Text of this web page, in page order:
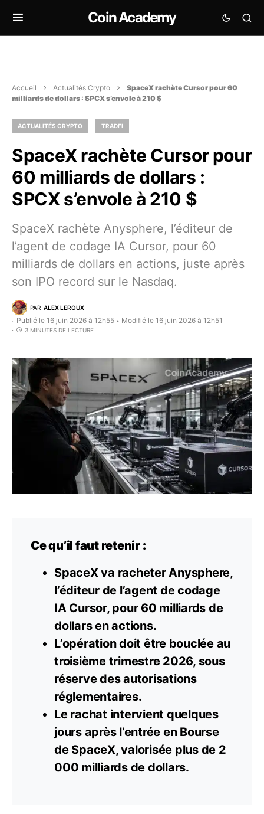
Coin Academy
Accueil Actualités Crypto
SpaceX rachète Cursor pour 60
milliards de dollars : SPCX s’envole à 210 $
ACTUALITÉS CRYPTO TRADFI
SpaceX rachète Cursor pour
60 milliards de dollars :
SPCX s’envole à 210 $
SpaceX rachète Anysphere, l’éditeur de
l’agent de codage IA Cursor, pour 60
milliards de dollars en actions, juste après
son IPO record sur le Nasdaq.
PAR ALEX LEROUX
Publié le 16 juin 2026 à 12h55 • Modifié le 16 juin 2026 à 12h51
3 MINUTES DE LECTURE
Ce qu’il faut retenir :
SpaceX va racheter Anysphere,
l’éditeur de l’agent de codage
IA Cursor, pour 60 milliards de
dollars en actions.
L’opération doit être bouclée au
troisième trimestre 2026, sous
réserve des autorisations
réglementaires.
Le rachat intervient quelques
jours après l’entrée en Bourse
de SpaceX, valorisée plus de 2
000 milliards de dollars.